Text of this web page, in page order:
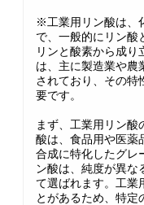
※工業用リン酸は、
で、一般的にリン酸
リンと酸素から成り
は、主に製造業や農
されており、その特
要です。
まず、工業用リン酸
酸は、食品用や医薬
合成に特化したグレ
ン酸は、純度が異な
て選ばれます。工業
とがあるため、特定